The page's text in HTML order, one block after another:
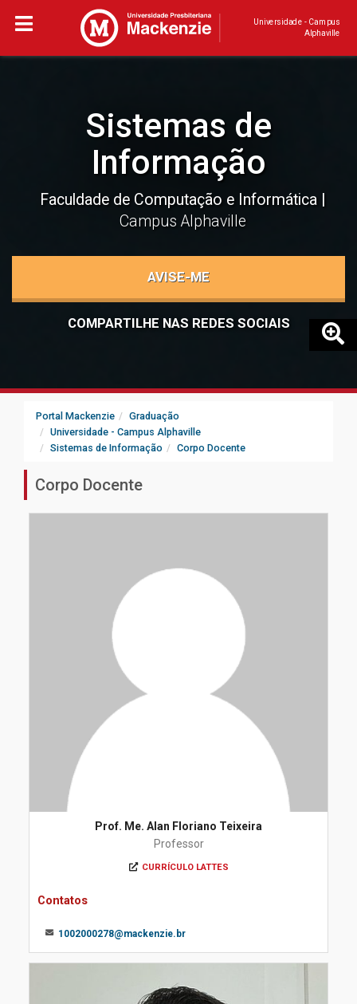
Universidade - Campus
Alphaville
Sistemas de
Informação
Faculdade de Computação e Informática
Campus Alphaville
AVISE-ME
COMPARTILHE NAS REDES SOCIAIS
Portal Mackenzie
Graduação
Universidade - Campus Alphaville
Sistemas de Informação
Corpo Docente
Corpo Docente
Prof. Me. Alan Floriano Teixeira
Professor
CURRÍCULO LATTES
Contatos
1002000278@mackenzie.br